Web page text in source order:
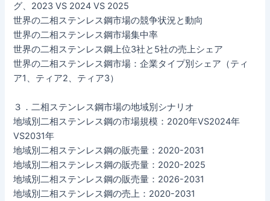
グ、2023 VS 2024 VS 2025
世界の二相ステンレス鋼市場の競争状況と動向
世界の二相ステンレス鋼市場集中率
世界の二相ステンレス鋼上位3社と5社の売上シェア
世界の二相ステンレス鋼市場：企業タイプ別シェア（ティ
ア1、ティア2、ティア3）
３．二相ステンレス鋼市場の地域別シナリオ
地域別二相ステンレス鋼の市場規模：2020年VS2024年
VS2031年
地域別二相ステンレス鋼の販売量：2020-2031
地域別二相ステンレス鋼の販売量：2020-2025
地域別二相ステンレス鋼の販売量：2026-2031
地域別二相ステンレス鋼の売上：2020-2031